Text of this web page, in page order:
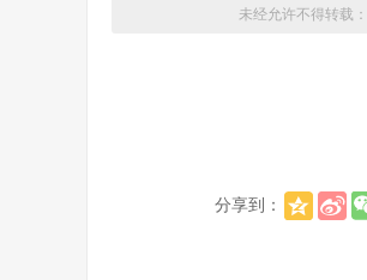
未经允许不得转载：
分享到：